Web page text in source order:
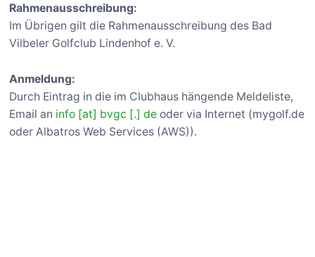
Rahmenausschreibung:
Im Übrigen gilt die Rahmenausschreibung des Bad
Vilbeler Golfclub Lindenhof e. V.
Anmeldung:
Durch Eintrag in die im Clubhaus hängende Meldeliste,
Email an info [at] bvgc [.] de oder via Internet (mygolf.de
oder Albatros Web Services (AWS)).